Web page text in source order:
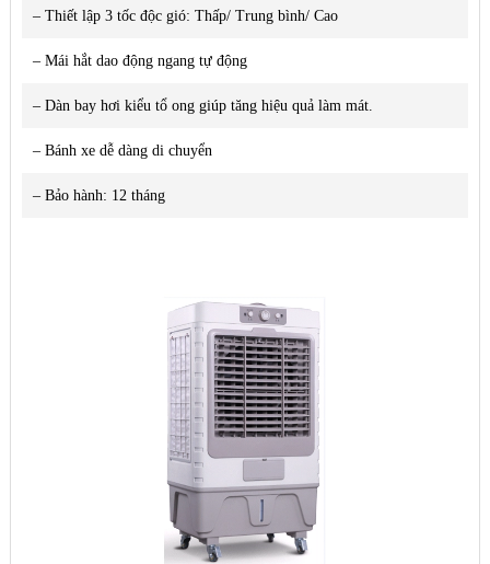
– Thiết lập 3 tốc độc gió: Thấp/ Trung bình/ Cao
– Mái hắt dao động ngang tự động
– Dàn bay hơi kiểu tổ ong giúp tăng hiệu quả làm mát.
– Bánh xe dễ dàng di chuyển
– Bảo hành: 12 tháng